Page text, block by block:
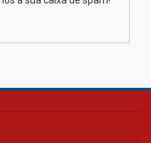
Prêmio Jabuti com